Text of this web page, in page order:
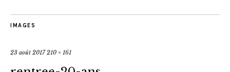
IMAGES
23 août 2017 210 × 161